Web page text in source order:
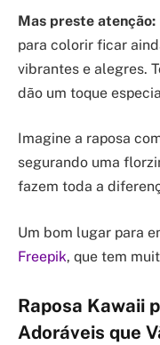
Mas preste atenção:
para colorir ficar
vibrantes e alegres.
dão um toque
Imagine a raposa
segurando uma
fazem toda a
Um bom lugar para
Freepik, que tem
Raposa Kawaii
Adoráveis que